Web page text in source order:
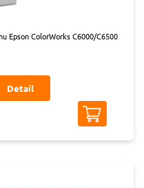
Epson ColorWorks C6000/C6500
Detail